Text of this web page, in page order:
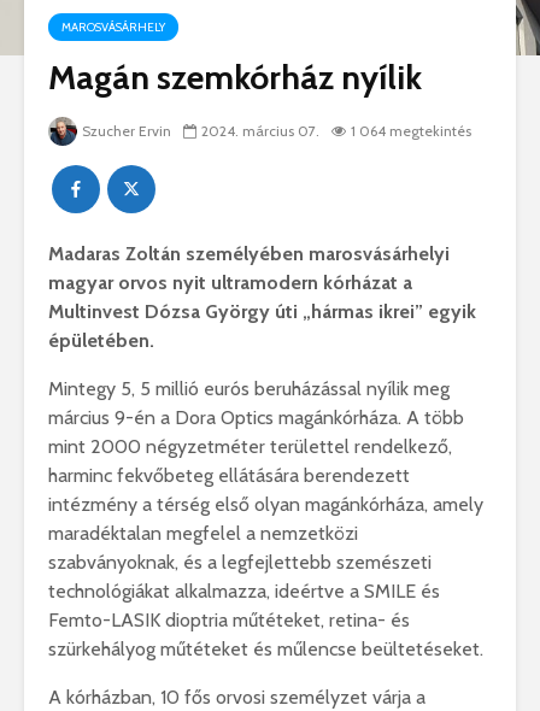
MAROSVÁSÁRHELY
Magán szemkórház nyílik
Szucher Ervin 2024. március 07. 1 064 megtekintés
Madaras Zoltán személyében marosvásárhelyi
magyar orvos nyit ultramodern kórházat a
Multinvest Dózsa György úti „hármas ikrei” egyik
épületében.
Mintegy 5, 5 millió eurós beruházással nyílik meg
március 9-én a Dora Optics magánkórháza. A több
mint 2000 négyzetméter területtel rendelkező,
harminc fekvőbeteg ellátására berendezett
intézmény a térség első olyan magánkórháza, amely
maradéktalan megfelel a nemzetközi
szabványoknak, és a legfejlettebb szemészeti
technológiákat alkalmazza, ideértve a SMILE és
Femto-LASIK dioptria műtéteket, retina- és
szürkehályog műtéteket és műlencse beültetéseket.
A kórházban, 10 fős orvosi személyzet várja a